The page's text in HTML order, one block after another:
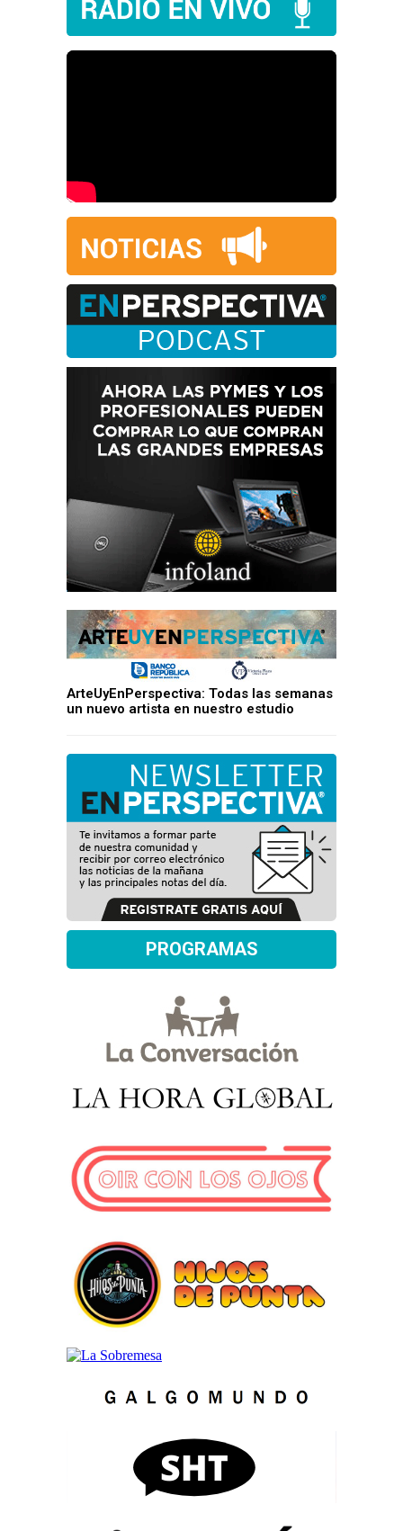
ArteUyEnPerspectiva: Todas las semanas
un nuevo artista en nuestro estudio
PROGRAMAS